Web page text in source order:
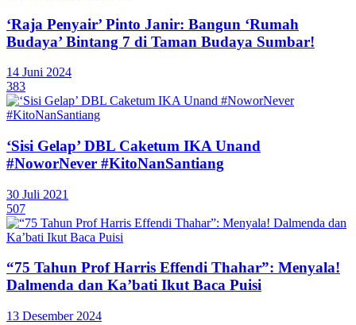
‘Raja Penyair’ Pinto Janir: Bangun ‘Rumah
Budaya’ Bintang 7 di Taman Budaya Sumbar!
14 Juni 2024
383
‘Sisi Gelap’ DBL Caketum IKA Unand
#NoworNever #KitoNanSantiang
30 Juli 2021
507
“75 Tahun Prof Harris Effendi Thahar”: Menyala!
Dalmenda dan Ka’bati Ikut Baca Puisi
13 Desember 2024